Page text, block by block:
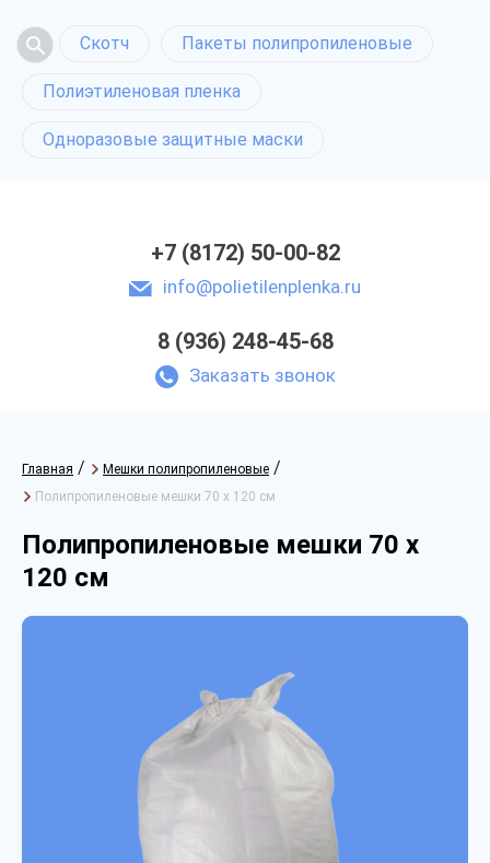
Скотч Пакеты полипропиленовые
Полиэтиленовая пленка
Одноразовые защитные маски
+7 (8172) 50-00-82
info@polietilenplenka.ru
8 (936) 248-45-68
Заказать звонок
Главная / Мешки полипропиленовые /
Полипропиленовые мешки 70 х 120 см
Полипропиленовые мешки 70 х
120 см